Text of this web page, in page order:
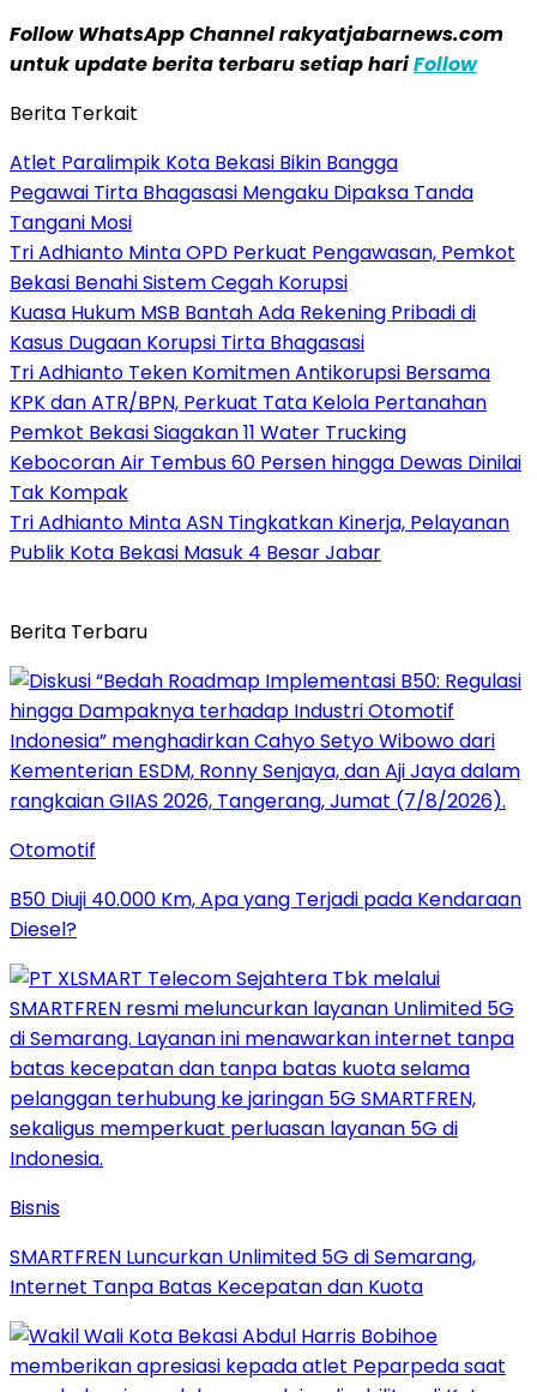
Follow WhatsApp Channel rakyatjabarnews.com
untuk update berita terbaru setiap hariFollow
Berita Terkait
Atlet Paralimpik Kota Bekasi Bikin Bangga
Pegawai Tirta Bhagasasi Mengaku Dipaksa Tanda
Tangani Mosi
Tri Adhianto Minta OPD Perkuat Pengawasan, Pemkot
Bekasi Benahi Sistem Cegah Korupsi
Kuasa Hukum MSB Bantah Ada Rekening Pribadi di
Kasus Dugaan Korupsi Tirta Bhagasasi
Tri Adhianto Teken Komitmen Antikorupsi Bersama
KPK dan ATR/BPN, Perkuat Tata Kelola Pertanahan
Pemkot Bekasi Siagakan 11 Water Trucking
Kebocoran Air Tembus 60 Persen hingga Dewas Dinilai
Tak Kompak
Tri Adhianto Minta ASN Tingkatkan Kinerja, Pelayanan
Publik Kota Bekasi Masuk 4 Besar Jabar
Berita Terbaru
Otomotif
B50 Diuji 40.000 Km, Apa yang Terjadi pada Kendaraan
Diesel?
Bisnis
SMARTFREN Luncurkan Unlimited 5G di Semarang,
Internet Tanpa Batas Kecepatan dan Kuota